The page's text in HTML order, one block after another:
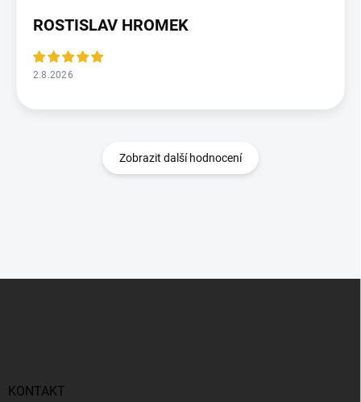
ROSTISLAV HROMEK
2.8.2026
Zobrazit další hodnocení
KONTAKT